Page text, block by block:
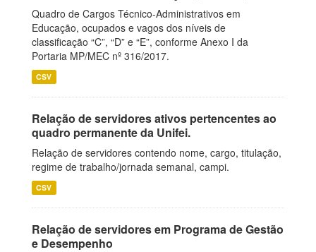
Quadro de Cargos Técnico-Administrativos em
Educação, ocupados e vagos dos níveis de
classificação “C”, “D” e “E”, conforme Anexo I da
Portaria MP/MEC nº 316/2017.
CSV
Relação de servidores ativos pertencentes ao
quadro permanente da Unifei.
Relação de servidores contendo nome, cargo, titulação,
regime de trabalho/jornada semanal, campi.
CSV
Relação de servidores em Programa de Gestão
e Desempenho